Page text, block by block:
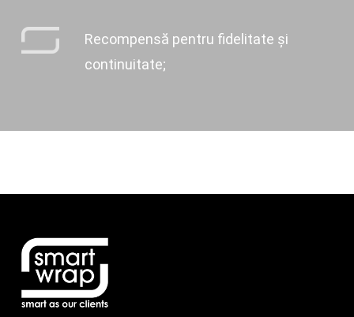
Recompensă pentru fidelitate și
continuitate;